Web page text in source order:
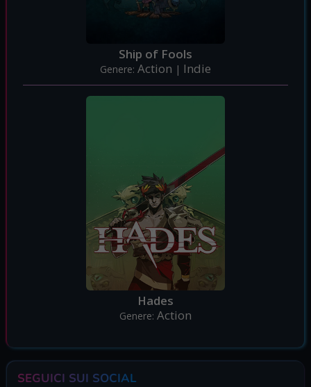
Ship of Fools
Genere: Action | Indie
Hades
Genere: Action
SEGUICI SUI SOCIAL